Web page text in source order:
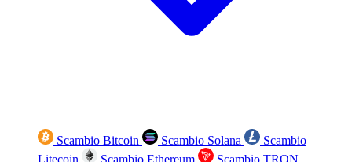
Scambio Bitcoin Scambio Solana
Scambio
Litecoin
Scambio Ethereum
Scambio TRON